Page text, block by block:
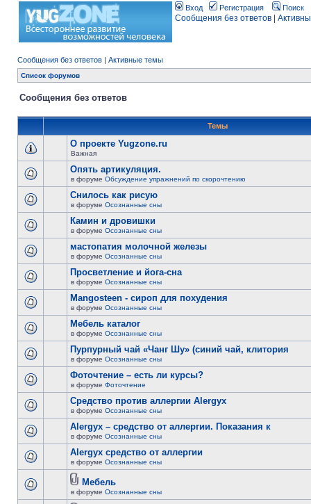
Вход Регистрация Поиск
Сообщения без ответов
Сообщения без ответов | Активные темы
Список форумов
Сообщения без ответов
Темы
О проекте Yugzone.ru
Важная
Опять артикуляция.
в форуме Обсуждение упражнений по скорочтению
Снилось как рисую
в форуме Осознанные сны
Камин и дровишки
в форуме Осознанные сны
мастопатия молочной железы
в форуме Осознанные сны
Просветление и йога-сна
в форуме Осознанные сны
Mangosteen - сироп для похудения
в форуме Осознанные сны
Мебель каталог
в форуме Осознанные сны
Пурпурный чай «Чанг Шу» (синий чай, клитория
в форуме Осознанные сны
Фоточтение – есть ли курсы?
в форуме Фоточтение
Cредство против аллергии Alergyx
в форуме Осознанные сны
Alergyx – средство от аллергии. Показания к
в форуме Осознанные сны
Alergyx средство от аллергии
в форуме Осознанные сны
Мебель
в форуме Осознанные сны